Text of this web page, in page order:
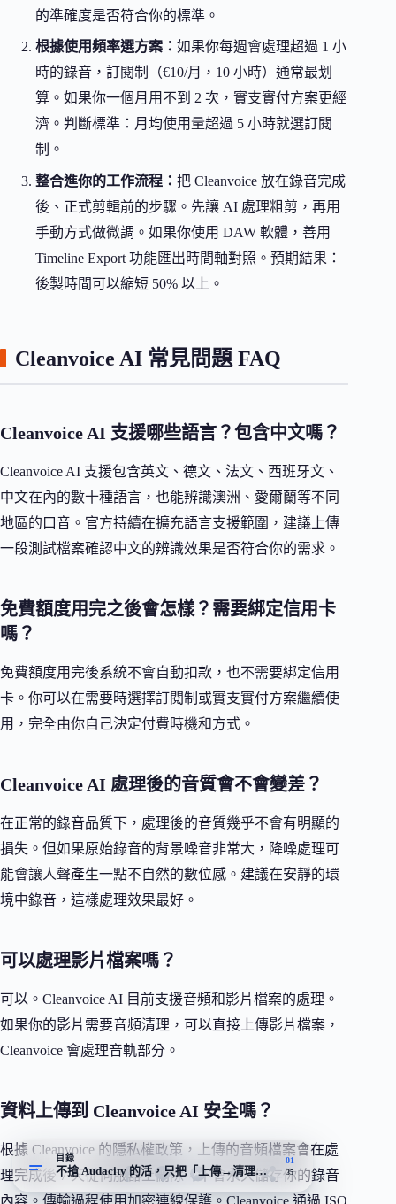
的準確度是否符合你的標準。
根據使用頻率選方案： 如果你每週會處理超過 1 小
時的錄音，訂閱制（€10/月，10 小時）通常最划
算。如果你一個月用不到 2 次，實支實付方案更經
濟。判斷標準：月均使用量超過 5 小時就選訂閱
制。
整合進你的工作流程： 把 Cleanvoice 放在錄音完成
後、正式剪輯前的步驟。先讓 AI 處理粗剪，再用
手動方式做微調。如果你使用 DAW 軟體，善用
Timeline Export 功能匯出時間軸對照。預期結果：
後製時間可以縮短 50% 以上。
Cleanvoice AI 常見問題 FAQ
Cleanvoice AI 支援哪些語言？包含中文嗎？
Cleanvoice AI 支援包含英文、德文、法文、西班牙文、
中文在內的數十種語言，也能辨識澳洲、愛爾蘭等不同
地區的口音。官方持續在擴充語言支援範圍，建議上傳
一段測試檔案確認中文的辨識效果是否符合你的需求。
免費額度用完之後會怎樣？需要綁定信用卡
嗎？
免費額度用完後系統不會自動扣款，也不需要綁定信用
卡。你可以在需要時選擇訂閱制或實支實付方案繼續使
用，完全由你自己決定付費時機和方式。
Cleanvoice AI 處理後的音質會不會變差？
在正常的錄音品質下，處理後的音質幾乎不會有明顯的
損失。但如果原始錄音的背景噪音非常大，降噪處理可
能會讓人聲產生一點不自然的數位感。建議在安靜的環
境中錄音，這樣處理效果最好。
可以處理影片檔案嗎？
可以。Cleanvoice AI 目前支援音頻和影片檔案的處理。
如果你的影片需要音頻清理，可以直接上傳影片檔案，
Cleanvoice 會處理音軌部分。
資料上傳到 Cleanvoice AI 安全嗎？
根據 Cleanvoice 的隱私權政策，上傳的音頻檔案會在處
理完成後 7 天從伺服器上刪除，不會永久儲存你的錄音
內容。傳輸過程使用加密連線保護。Cleanvoice 通過 ISO
目錄
不搶 Audacity 的活，只把「上傳→清理」這段做到自動化
01
35